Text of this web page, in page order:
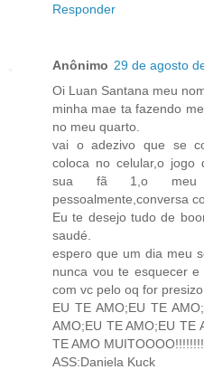
Responder
Anônimo 29 de agosto
Oi Luan Santana meu
minha mae ta fazendo
no meu quarto.
vai o adezivo que se
coloca no celular,o jogo
sua fã 1,o meu
pessoalmente,conversa
Eu te desejo tudo de
saudé.
espero que um dia meu
nunca vou te esquecer
com vc pelo oq for
EU TE AMO;EU TE
AMO;EU TE AMO;EU TE
TE AMO
ASS:Daniela Kuck